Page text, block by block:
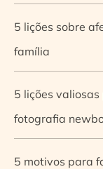
5 lições sobre
família
5 lições
fotografia
5 motivos para